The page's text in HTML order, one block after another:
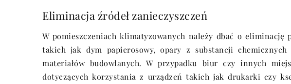
Eliminacja źródeł zanieczyszczeń
W pomieszczeniach klimatyzowanych należy dbać o eliminację
takich jak dym papierosowy, opary z substancji chemicznych
materiałów budowlanych. W przypadku biur czy innych
dotyczących korzystania z urządzeń takich jak drukarki czy